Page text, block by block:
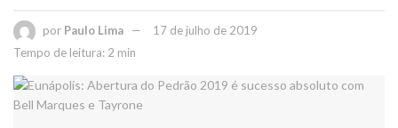
por Paulo Lima
17 de julho de 2019
Tempo de leitura: 2 min